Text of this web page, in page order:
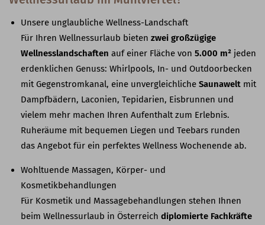
Unsere unglaubliche Wellness-Landschaft
Für Ihren Wellnessurlaub bieten zwei großzügige
Wellnesslandschaften auf einer Fläche von 5.000 m² jeden
erdenklichen Genuss: Whirlpools, In- und Outdoorbecken
mit Gegenstromkanal, eine unvergleichliche Saunawelt mit
Dampfbädern, Laconien, Tepidarien, Eisbrunnen und
vielem mehr machen Ihren Aufenthalt zum Erlebnis.
Ruheräume mit bequemen Liegen und Teebars runden
das Angebot für ein perfektes Wellness Wochenende ab.
Wohltuende Massagen, Körper- und
Kosmetikbehandlungen
Für Kosmetik und Massagebehandlungen stehen Ihnen
beim Wellnessurlaub in Österreich diplomierte Fachkräfte